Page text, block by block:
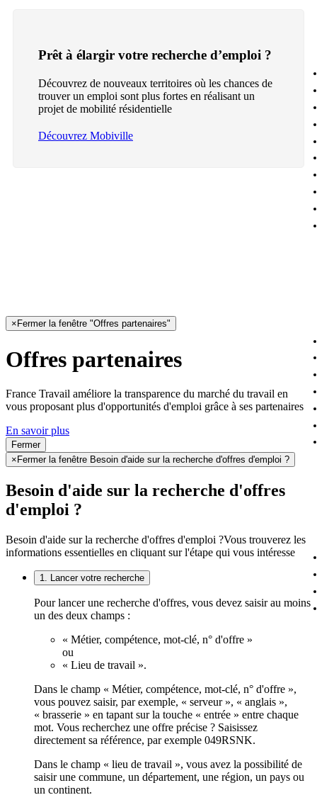
Prêt à élargir votre recherche d’emploi ?
Découvrez de nouveaux territoires où les chances de
trouver un emploi sont plus fortes en réalisant un
projet de mobilité résidentielle
Découvrez Mobiville
× Fermer la fenêtre "Offres partenaires"
Offres partenaires
France Travail améliore la transparence du marché du travail en
vous proposant plus d'opportunités d'emploi grâce à ses partenaires
En savoir plus
Fermer
× Fermer la fenêtre Besoin d'aide sur la recherche d'offres d'emploi ?
Besoin d'aide sur la recherche d'offres
d'emploi ?
Besoin d'aide sur la recherche d'offres d'emploi ?Vous trouverez les
informations essentielles en cliquant sur l'étape qui vous intéresse
1. Lancer votre recherche
Pour lancer une recherche d'offres, vous devez saisir au moins
un des deux champs :
« Métier, compétence, mot-clé, n° d'offre »
ou
« Lieu de travail ».
Dans le champ « Métier, compétence, mot-clé, n° d'offre »,
vous pouvez saisir, par exemple, « serveur », « anglais »,
« brasserie » en tapant sur la touche « entrée » entre chaque
mot. Vous recherchez une offre précise ? Saisissez
directement sa référence, par exemple 049RSNK.
Dans le champ « lieu de travail », vous avez la possibilité de
saisir une commune, un département, une région, un pays ou
un continent.